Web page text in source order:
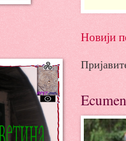
Новији